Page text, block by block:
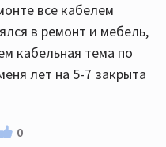
все кабелем
в ремонт и мебель,
кабельная тема по
лет на 5-7 закрыта
0